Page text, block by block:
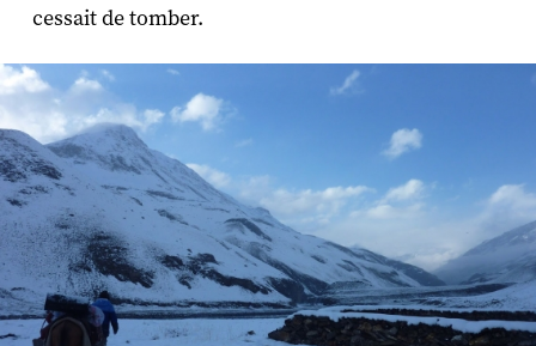
cessait de tomber.